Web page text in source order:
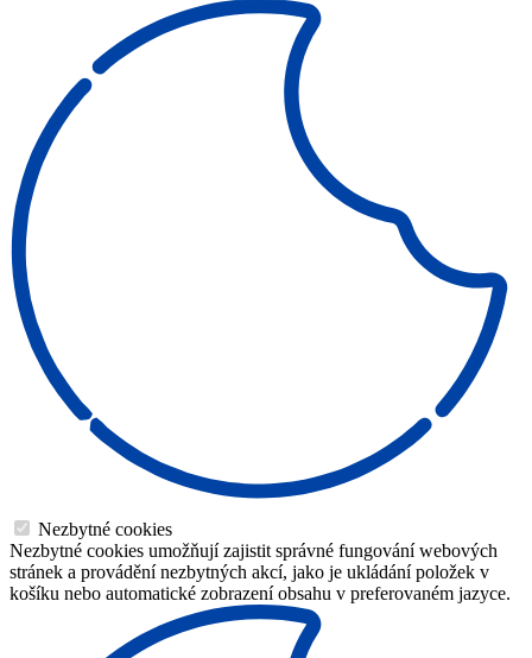
Nezbytné cookies
Nezbytné cookies umožňují zajistit správné fungování webových
stránek a provádění nezbytných akcí, jako je ukládání položek v
košíku nebo automatické zobrazení obsahu v preferovaném jazyce.